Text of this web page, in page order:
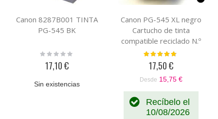
Canon 8287B001 TINTA
PG-545 BK
Rating:
17,10 €
Sin existencias
Canon PG-545 XL negro
Cartucho de tinta
compatible reciclado N.º
8286B001
Valoración:
17,50 €
Desde 15,75 €
Recíbelo el
10/08/2026